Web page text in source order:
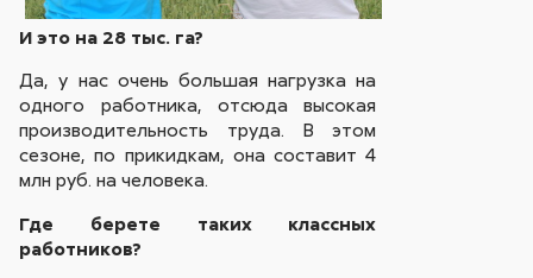
И это на 28 тыс. га?
Да, у нас очень большая нагрузка на
одного работника, отсюда высокая
производительность труда. В этом
сезоне, по прикидкам, она составит 4
млн руб. на человека.
Где берете таких классных
работников?